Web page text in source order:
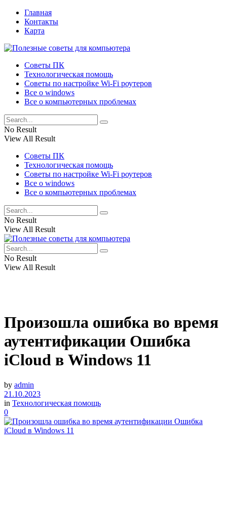
Главная
Контакты
Карта
Советы ПК
Технологическая помощь
Советы по настройке Wi-Fi роутеров
Все о windows
Все о компьютерных проблемах
No Result
View All Result
Советы ПК
Технологическая помощь
Советы по настройке Wi-Fi роутеров
Все о windows
Все о компьютерных проблемах
No Result
View All Result
No Result
View All Result
Произошла ошибка во время
аутентификации Ошибка
iCloud в Windows 11
by admin
21.10.2023
in Технологическая помощь
0